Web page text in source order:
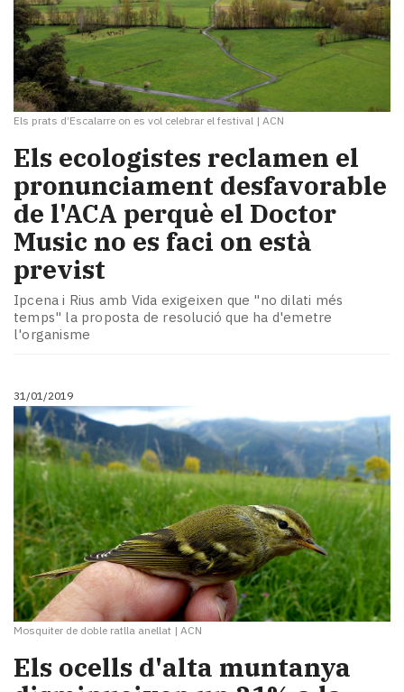
Els prats d’Escalarre on es vol celebrar el festival | ACN
Els ecologistes reclamen el
pronunciament desfavorable
de l'ACA perquè el Doctor
Music no es faci on està
previst
Ipcena i Rius amb Vida exigeixen que "no dilati més
temps" la proposta de resolució que ha d'emetre
l'organisme
31/01/2019
Mosquiter de doble ratlla anellat | ACN
Els ocells d'alta muntanya